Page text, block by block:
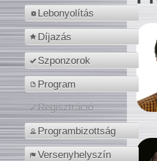
Lebonyolítás
Díjazás
Szponzorok
Program
Regisztráció
Programbizottság
Versenyhelyszín